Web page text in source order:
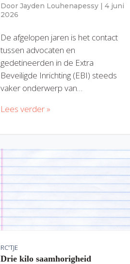
Door Jayden Louhenapessy | 4 juni
2026
De afgelopen jaren is het contact
tussen advocaten en
gedetineerden in de Extra
Beveiligde Inrichting (EBI) steeds
vaker onderwerp van…
Lees verder »
RC'TJE
Drie kilo saamhorigheid